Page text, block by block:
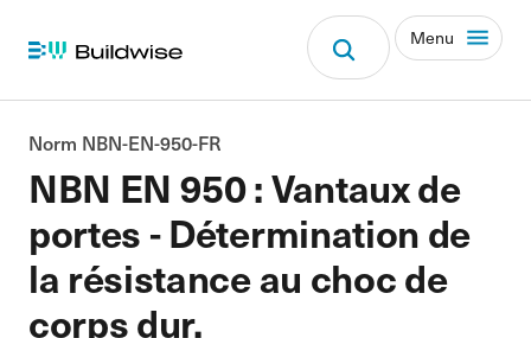
Menu
NBN EN 950 : Vantaux de
portes - Détermination de
la résistance au choc de
corps dur.
Norm NBN-EN-950-FR